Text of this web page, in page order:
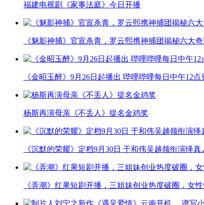
福建电视剧《家事法庭》今日开播
《魅影神捕》官宣杀青，罗云熙携神捕团揭秘六大
《金昭玉醉》9月26日起播出 哔哩哔哩每日中午12点
杨斯再演母亲《不丢人》提名金鸡奖
《沉默的荣耀》定档9月30日 于和伟吴越领衔演绎
《弄潮》红果短剧开播，三姐妹创业热度破圈，女